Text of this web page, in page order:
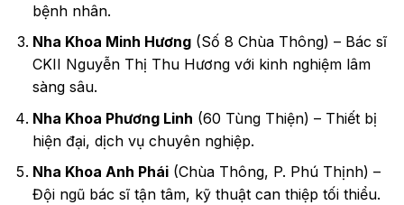
bệnh nhân.
Nha Khoa Minh Hương(Số 8 Chùa Thông) – Bác sĩ
CKII Nguyễn Thị Thu Hương với kinh nghiệm lâm
sàng sâu.
Nha Khoa Phương Linh (60 Tùng Thiện) – Thiết bị
hiện đại, dịch vụ chuyên nghiệp.
Nha Khoa Anh Phái(Chùa Thông, P. Phú Thịnh) –
Đội ngũ bác sĩ tận tâm, kỹ thuật can thiệp tối thiểu.